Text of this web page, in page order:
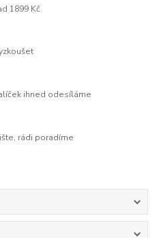
1899 Kč
ihned odesíláme
rádi poradíme